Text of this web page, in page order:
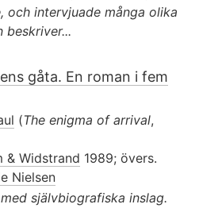
och intervjuade många olika
beskriver...
gåta. En roman i fem
(The enigma of arrival,
& Widstrand 1989; övers.
Nielsen
självbiografiska inslag.